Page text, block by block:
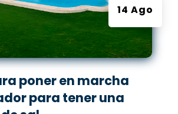
poner en marcha
para tener una
14 Ago